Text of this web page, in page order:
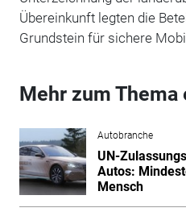
Übereinkunft legten die
Grundstein für sichere
Mehr zum Thema
Autobranche
UN-
Autos:
Mensch